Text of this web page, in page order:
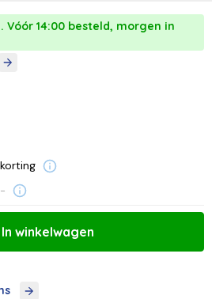
Vóór 14:00 besteld, morgen in
In winkelwagen